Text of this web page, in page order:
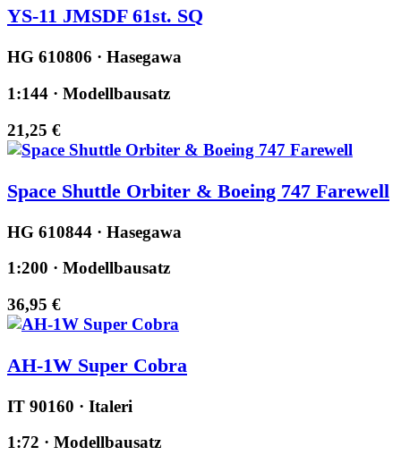
YS-11 JMSDF 61st. SQ
HG 610806 · Hasegawa
1:144 · Modellbausatz
21,25 €
Space Shuttle Orbiter & Boeing 747 Farewell
HG 610844 · Hasegawa
1:200 · Modellbausatz
36,95 €
AH-1W Super Cobra
IT 90160 · Italeri
1:72 · Modellbausatz